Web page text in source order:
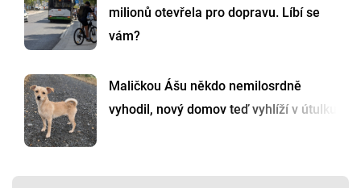
milionů otevřela pro dopravu. Líbí se
vám?
Maličkou Ášu někdo nemilosrdně
vyhodil, nový domov teď vyhlíží v útulku